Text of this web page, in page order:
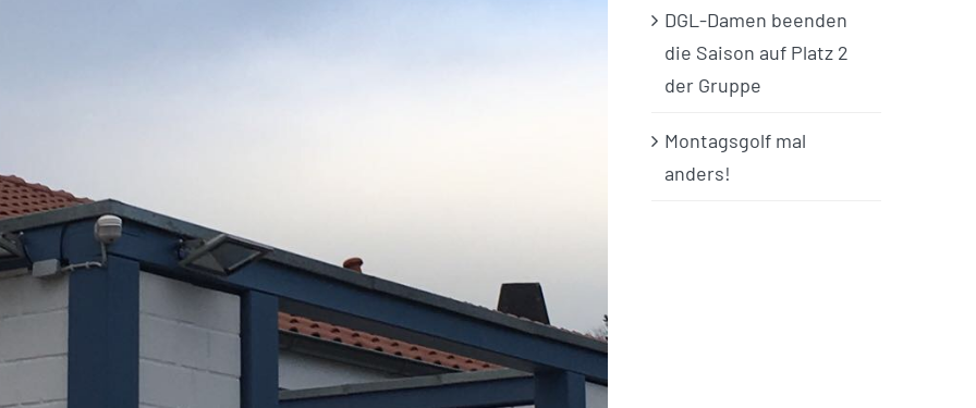
DGL-Damen beenden
die Saison auf Platz 2
der Gruppe
Montagsgolf mal
anders!